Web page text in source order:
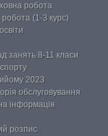
робота
(1-3 курс)
занять 8-11 класи
2023
обслуговування
інформація
розпис